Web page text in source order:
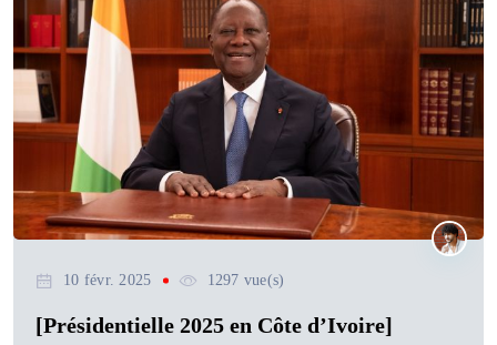
10 févr. 2025 1297 vue(s)
[Présidentielle 2025 en Côte d’Ivoire]